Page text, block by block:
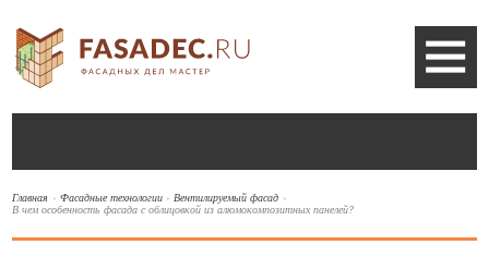
Главная Фасадные технологии
Вентилируемый фасад
В чем особенность фасада с облицовкой из алюмокомпозитных панелей?